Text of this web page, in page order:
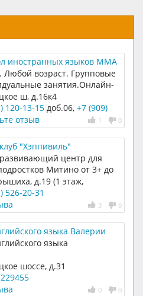
иностранных языков ММА
Любой возраст. Групповые
занятия.Онлайн-
ш, д.16к4
120-13-15 доб.06, +7 (909)
1 0
отзыв
"Хэппивиль"
центр для
Митино от 3+ до
родителейд.19 (1 этаж,
вход со стороны леса)
526-20-31
3 0
языка Валерии
языка
шоссе, д.31
0 0